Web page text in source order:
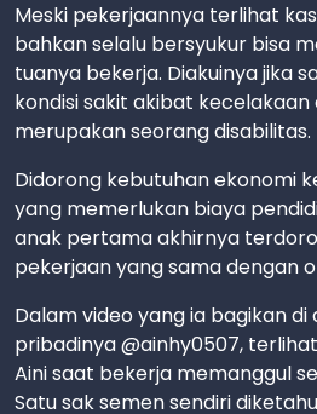
Meski pekerjaannya terlihat
bahkan selalu bersyukur bisa
tuanya bekerja. Diakuinya jika
kondisi sakit akibat
merupakan seorang disabilitas.
Didorong kebutuhan ekonomi
yang memerlukan biaya
anak pertama akhirnya
pekerjaan yang sama dengan
Dalam video yang ia bagikan di
pribadinya @ainhy0507,
Aini saat bekerja memanggul
Satu sak semen sendiri